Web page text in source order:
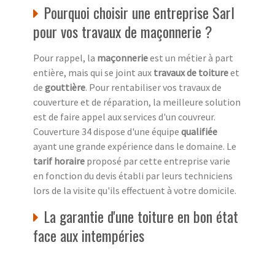
Pourquoi choisir une entreprise Sarl
pour vos travaux de maçonnerie ?
Pour rappel, la maçonnerieest un métier à part
entière, mais qui se joint aux travaux de toitureet
de gouttière. Pour rentabiliser vos travaux de
couverture et de réparation, la meilleure solution
est de faire appel aux services d'un couvreur.
Couverture 34 dispose d'une équipe qualifiée
ayant une grande expérience dans le domaine. Le
tarif horaire proposé par cette entreprise varie
en fonction du devis établi par leurs techniciens
lors de la visite qu'ils effectuent à votre domicile.
La garantie d'une toiture en bon état
face aux intempéries